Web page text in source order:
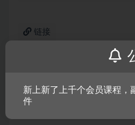
链接
新上新了上千个会员课程，
件